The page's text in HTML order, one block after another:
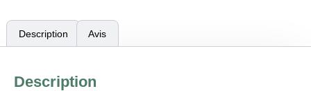
Description Avis
Description